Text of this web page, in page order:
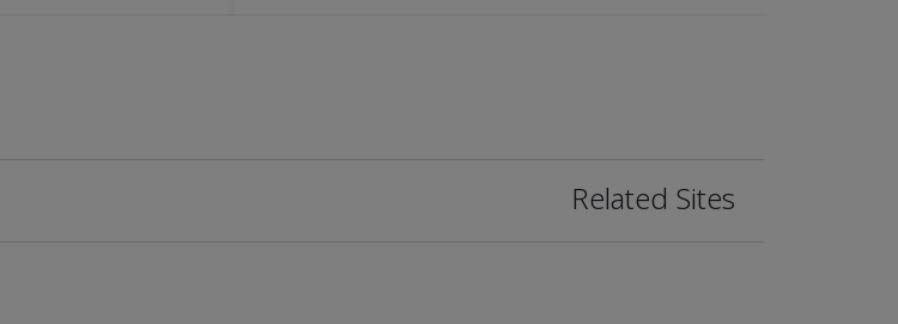
Related Sites